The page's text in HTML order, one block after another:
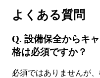
よくある質問
Q. 設備保全からキ
格は必須ですか？
必須ではありませんが